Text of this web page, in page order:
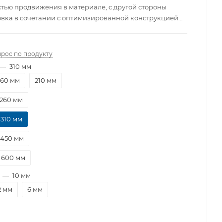
продвижения в материале, с другой стороны
в сочетании с оптимизированной конструкцией
с другими бурами по бетону обеспечивает самую
независимой Ассоциации
стенных сверл (PGM), который гарантирует
по продукту
— 310 мм
мм 210 мм
260 мм
310 мм
450 мм
600 мм
— 10 мм
мм 6 мм